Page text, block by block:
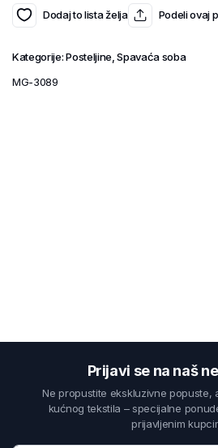
Dodaj to lista želja Podeli ovaj
Kategorije:Posteljine ,Spavaća soba
MG-3089
Prijavi se na naš
Ne propustite ekskluzivne popuste,
kućnog tekstila – specijalne
prijavljenim